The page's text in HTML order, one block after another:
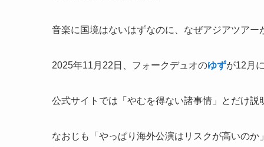
音楽に国境はないはずなのに、なぜアジアツア
2025年11月22日、フォークデュオのゆずが12月
公式サイトでは「やむを得ない諸事情」とだけ
なおじも「やっぱり海外公演はリスクが高いの